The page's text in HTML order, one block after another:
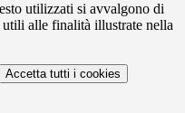
utilizzati si avvalgono di
alle finalità illustrate nella
Accetta tutti i cookies